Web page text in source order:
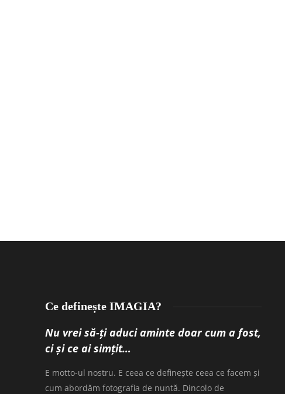
Ce definește IMAGIA?
Nu vrei să-ți aduci aminte doar cum a fost,
ci și ce ai simțit…
E motto-ul nostru. E ceea ce definește ceea ce facem și
cum abordăm fotografia de nuntă. Dincolo de